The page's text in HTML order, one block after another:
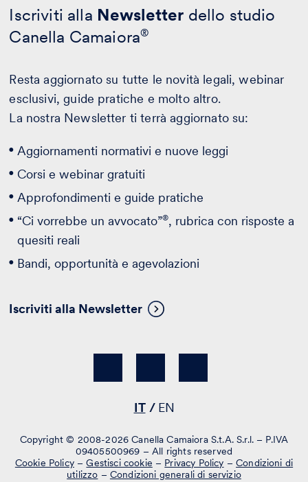
Iscriviti alla Newsletter dello studio
Canella Camaiora®
Resta aggiornato su tutte le novità legali, webinar
esclusivi, guide pratiche e molto altro.
La nostra Newsletter ti terrà aggiornato su:
Aggiornamenti normativi e nuove leggi
Corsi e webinar gratuiti
Approfondimenti e guide pratiche
“Ci vorrebbe un avvocato”®, rubrica con risposte a
quesiti reali
Bandi, opportunità e agevolazioni
Iscriviti alla Newsletter
IT EN
Copyright © 2008-2026 Canella Camaiora S.t.A. S.r.l. – P.IVA
09405500969 – All rights reserved
Cookie Policy–Gestisci cookie – Privacy Policy –Condizioni di
utilizzo – Condizioni generali di servizio